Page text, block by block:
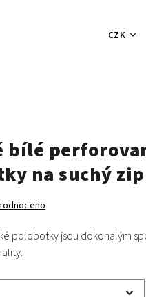
CZK
Hodnocení obchodu
bílé
na suchý zip
polobotky jsou dokonalým